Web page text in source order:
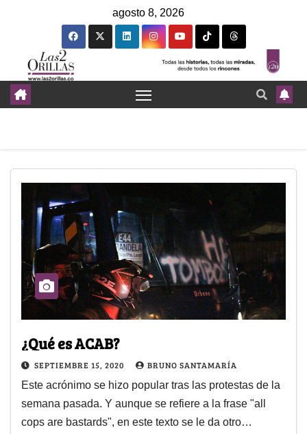
agosto 8, 2026
¿Qué es ACAB?
SEPTIEMBRE 15, 2020 BRUNO SANTAMARÍA
Este acrónimo se hizo popular tras las protestas de la
semana pasada. Y aunque se refiere a la frase "all
cops are bastards", en este texto se le da otro…